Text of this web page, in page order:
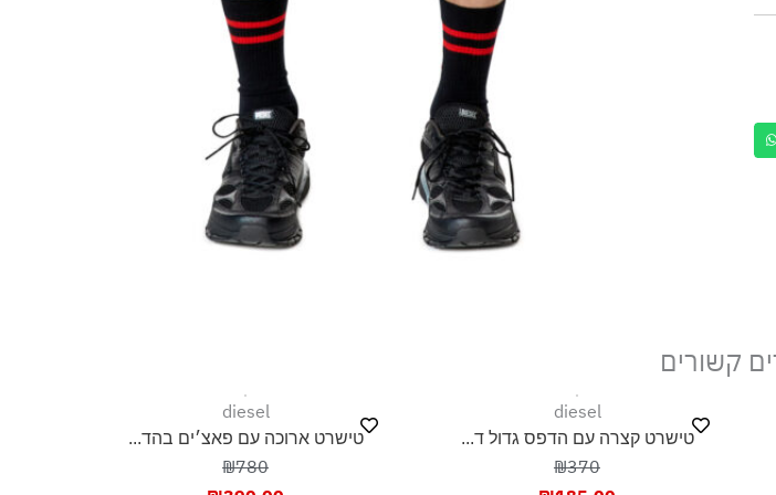
קשורים
diesel
טישרט קצרה עם הדפס גדול ד...
₪370
diesel
טישרט ארוכה עם פאצ׳ים בהד...
₪780